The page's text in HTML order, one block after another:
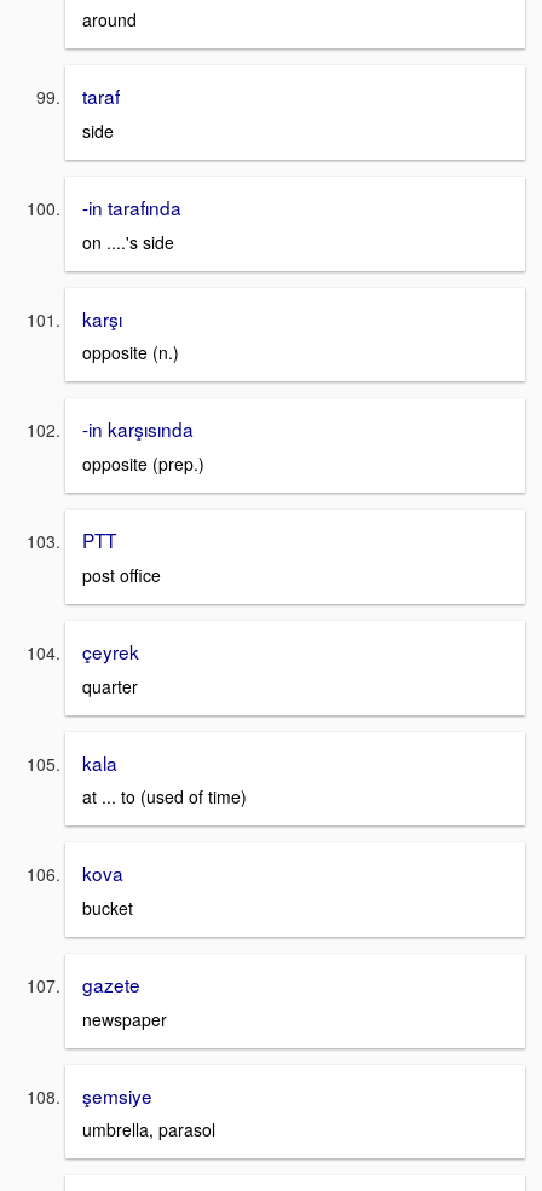
around
taraf
side
-in tarafında
on ....'s side
karşı
opposite (n.)
-in karşısında
opposite (prep.)
PTT
post office
çeyrek
quarter
kala
at ... to (used of time)
kova
bucket
gazete
newspaper
şemsiye
umbrella, parasol